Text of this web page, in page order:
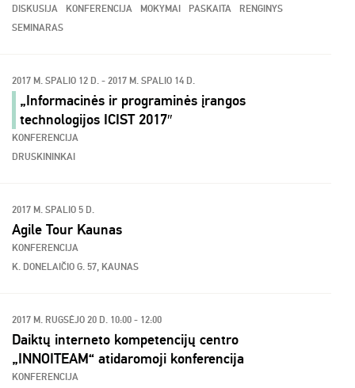
DISKUSIJA KONFERENCIJA MOKYMAI PASKAITA
RENGINYS
SEMINARAS
2017 M. SPALIO 12 D. - 2017 M. SPALIO 14 D.
„Informacinės ir programinės įrangos
technologijos ICIST 2017″
KONFERENCIJA
DRUSKININKAI
2017 M. SPALIO 5 D.
Agile Tour Kaunas
KONFERENCIJA
K. DONELAIČIO G. 57, KAUNAS
2017 M. RUGSĖJO 20 D. 10:00 - 12:00
Daiktų interneto kompetencijų centro
„INNOITEAM“ atidaromoji konferencija
KONFERENCIJA